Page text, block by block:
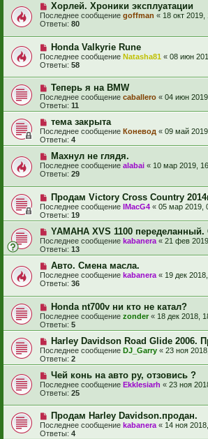
Хорлей. Хроники эксплуатации
Последнее сообщение goffman « 18 окт 2019,
Ответы: 80
Honda Valkyrie Rune
Последнее сообщение Natasha81 « 08 июн
Ответы: 58
Теперь я на BMW
Последнее сообщение caballero « 04 июн
Ответы: 11
тема закрыта
Последнее сообщение Коневод « 09 май
Ответы: 4
Махнул не глядя.
Последнее сообщение alabai « 10 мар 2019,
Ответы: 29
Продам Victory Cross Country
Последнее сообщение IMacG4 « 05 мар 2019,
Ответы: 19
YAMAHA XVS 1100
Последнее сообщение kabanera « 21 фев
Ответы: 13
Авто. Смена масла.
Последнее сообщение kabanera « 19 дек
Ответы: 36
Honda nt700v ни кто не катал?
Последнее сообщение zonder « 18 дек 2018,
Ответы: 5
Harley Davidson Road Glide 2006.
Последнее сообщение DJ_Garry « 23 ноя
Ответы: 2
Чей конь на авто ру, отзовись ?
Последнее сообщение Ekklesiarh « 23 ноя
Ответы: 25
Продам Harley Davidson.продан.
Последнее сообщение kabanera « 14 ноя
Ответы: 4